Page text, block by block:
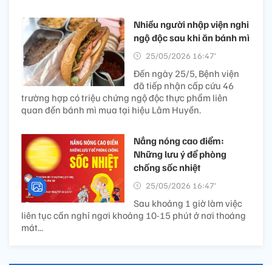
Nhiều người nhập viện nghi
ngộ độc sau khi ăn bánh mì
25/05/2026 16:47’
Đến ngày 25/5, Bệnh viện
đã tiếp nhận cấp cứu 46
trường hợp có triệu chứng ngộ độc thực phẩm liên
quan đến bánh mì mua tại hiệu Lâm Huyền.
Nắng nóng cao điểm:
Những lưu ý để phòng
chống sốc nhiệt
25/05/2026 16:47’
Sau khoảng 1 giờ làm việc
liên tục cần nghỉ ngơi khoảng 10-15 phút ở nơi thoáng
mát...